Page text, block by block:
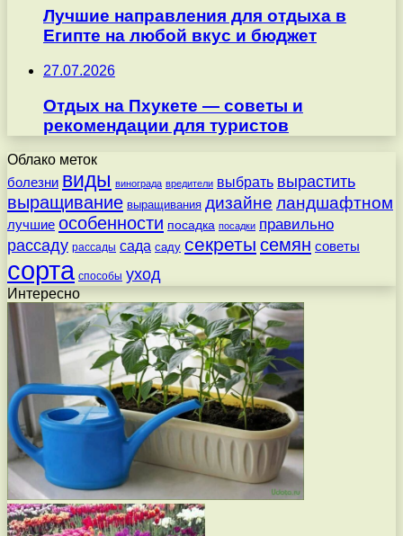
Лучшие направления для отдыха в
Египте на любой вкус и бюджет
27.07.2026
Отдых на Пхукете — советы и
рекомендации для туристов
Облако меток
болезни виды винограда вредители выбрать вырастить
выращивание выращивания дизайне ландшафтном
лучшие особенности посадка посадки правильно
рассаду рассады сада саду секреты семян советы
сорта способы уход
Интересно